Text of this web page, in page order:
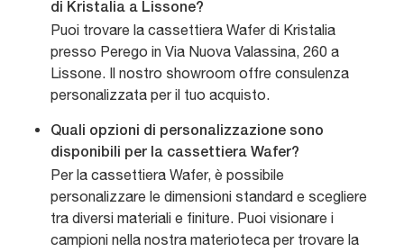
di Kristalia a Lissone?
Puoi trovare la cassettiera Wafer di Kristalia
presso Perego in Via Nuova Valassina, 260 a
Lissone. Il nostro showroom offre consulenza
personalizzata per il tuo acquisto.
Quali opzioni di personalizzazione sono
disponibili per la cassettiera Wafer?
Per la cassettiera Wafer, è possibile
personalizzare le dimensioni standard e scegliere
tra diversi materiali e finiture. Puoi visionare i
campioni nella nostra materioteca per trovare la